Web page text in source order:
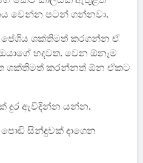
වෙන්න පටන් ගන්නවා.
පේශිය ශක්තිමත් කරගන්න ඒ
හදවත. වෙන ඕනෑම
ශක්තිමත් කරන්නත් ඕන ඒකට
දුර ඇවිදින්න යන්න.
සින්දුවක් දාගෙන